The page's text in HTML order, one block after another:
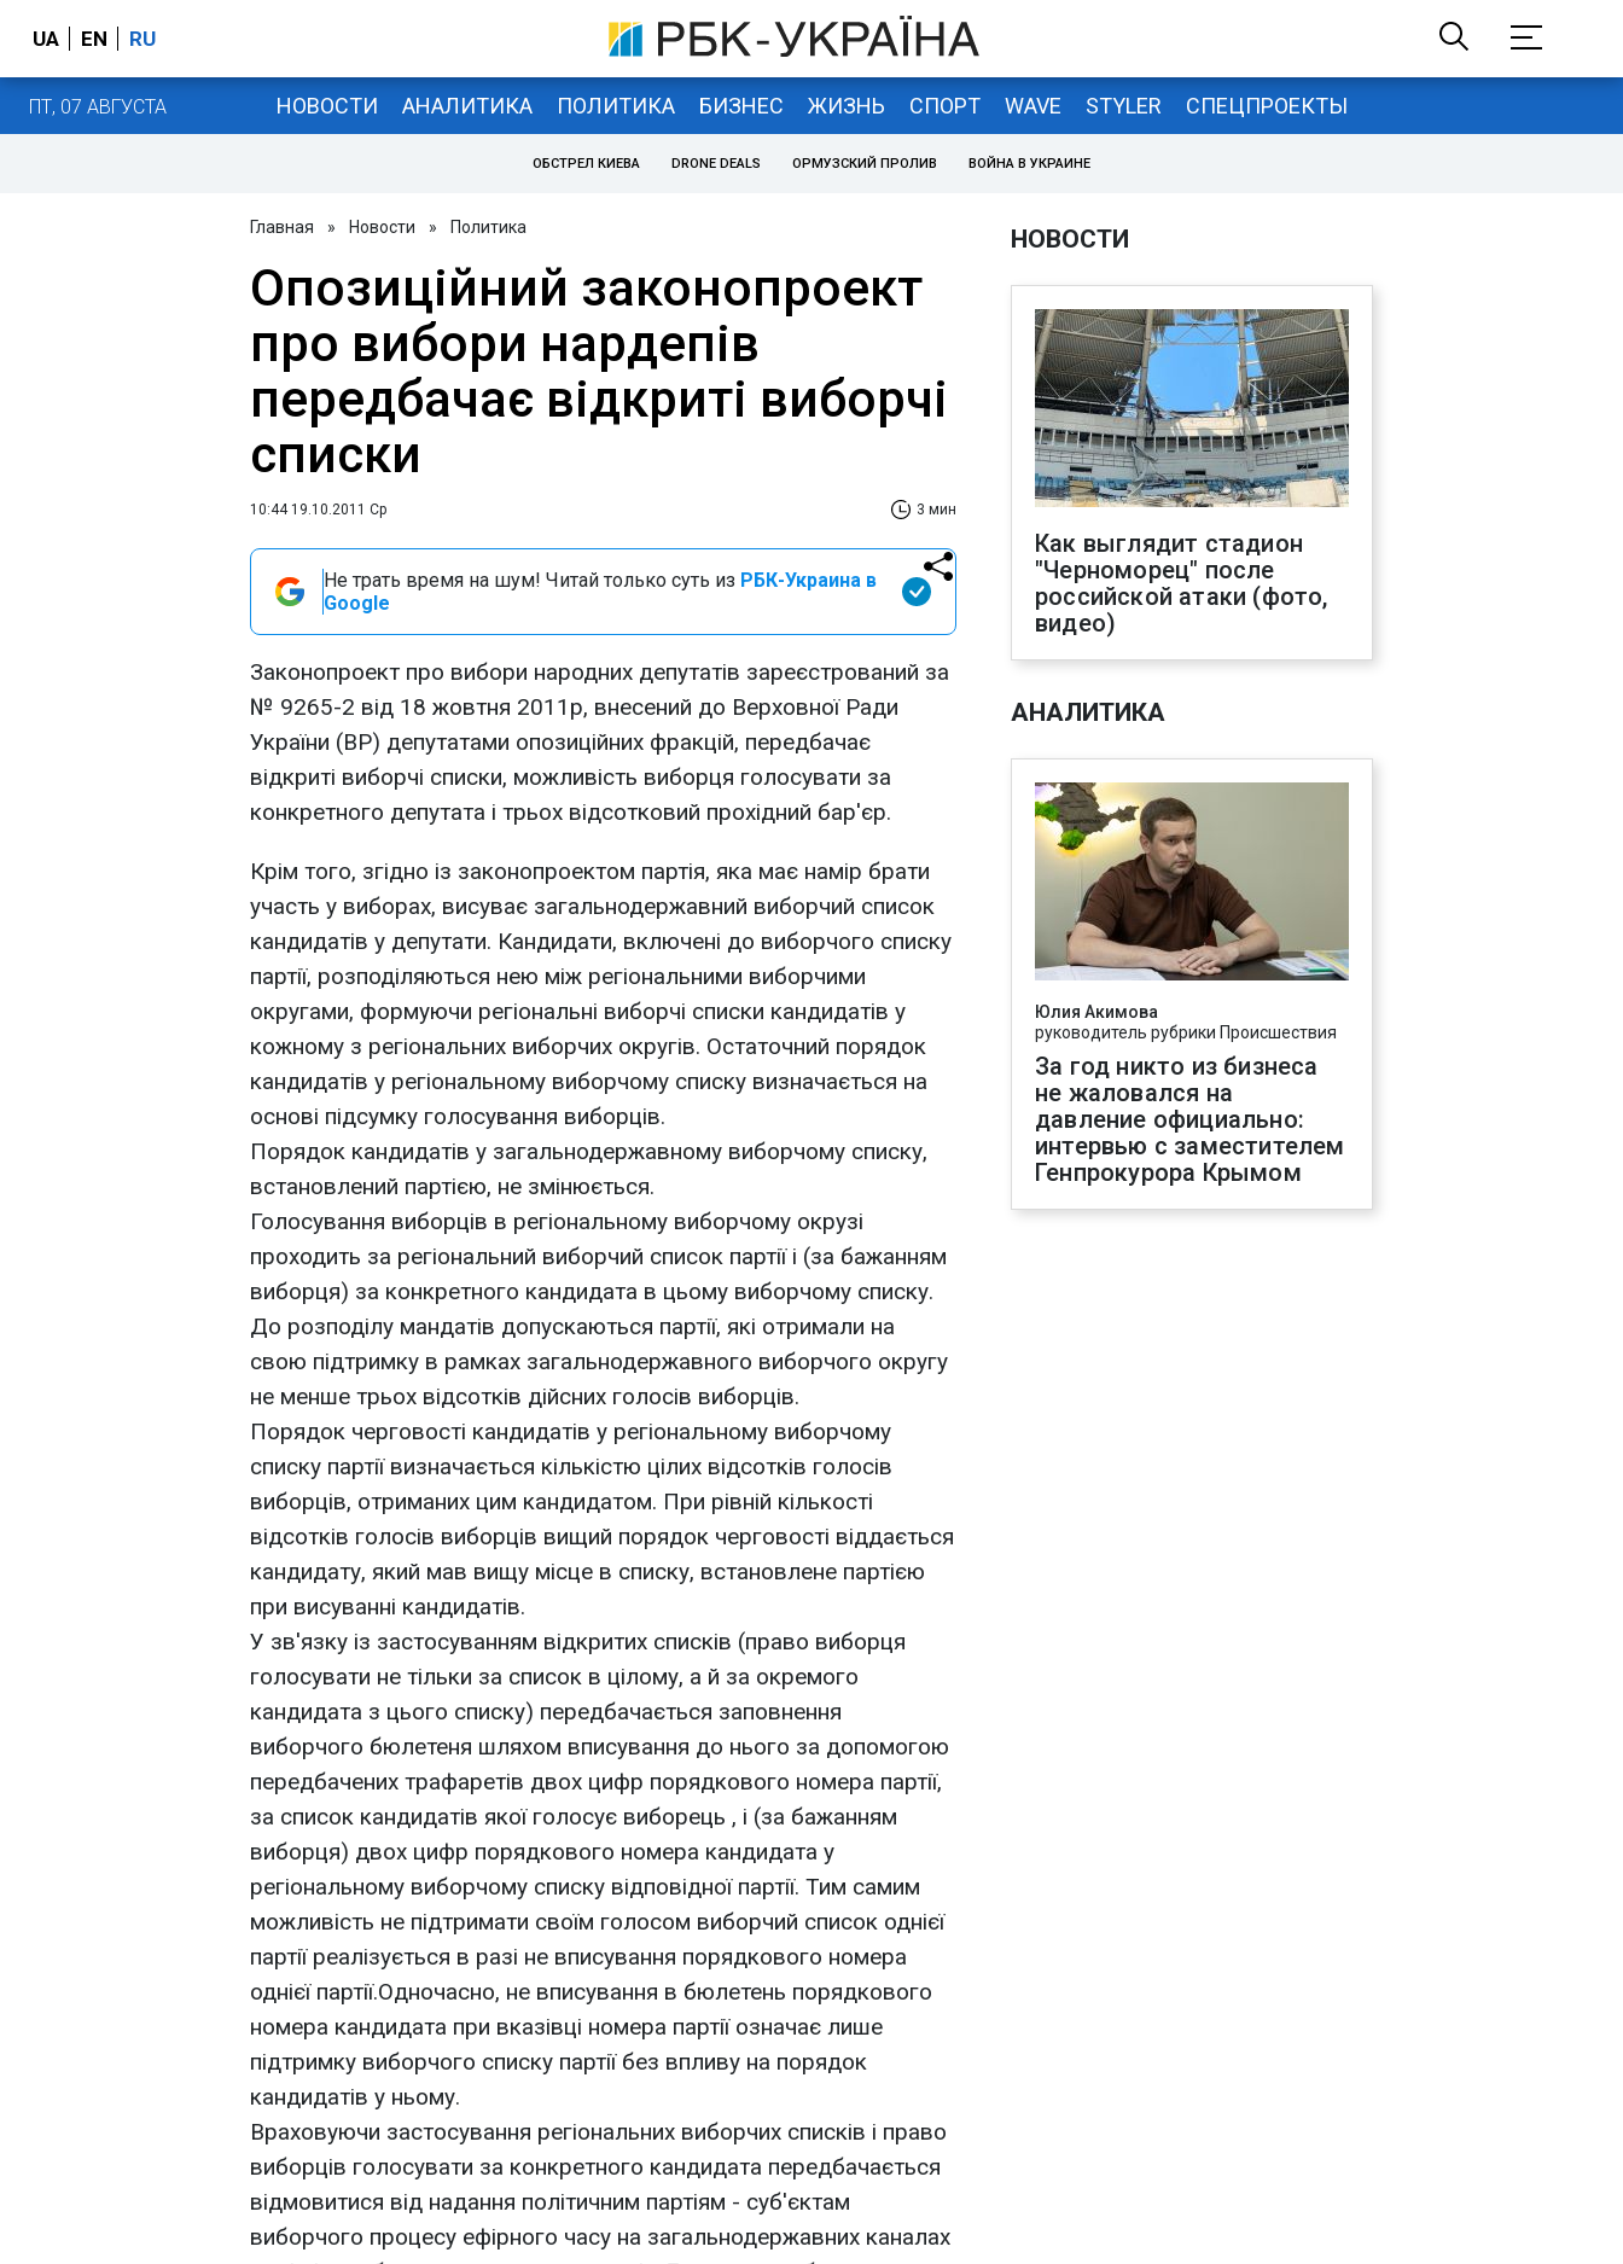
UA EN RU
ПТ, 07 АВГУСТА НОВОСТИ АНАЛИТИКА ПОЛИТИКА БИЗНЕС ЖИЗНЬ СПОРТ WAVE STYLER СПЕЦПРОЕКТЫ
ОБСТРЕЛ КИЕВА DRONE DEALS ОРМУЗСКИЙ ПРОЛИВ ВОЙНА В УКРАИНЕ
Главная » Новости » Политика
Опозиційний законопроект
про вибори нардепів
передбачає відкриті виборчі
списки
10:44 19.10.2011 Ср 3 мин
Не трать время на шум! Читай только суть из РБК-Украина в
Google
Законопроект про вибори народних депутатів зареєстрований за
№ 9265-2 від 18 жовтня 2011р, внесений до Верховної Ради
України (ВР) депутатами опозиційних фракцій, передбачає
відкриті виборчі списки, можливість виборця голосувати за
конкретного депутата і трьох відсотковий прохідний бар'єр.
Крім того, згідно із законопроектом партія, яка має намір брати
участь у виборах, висуває загальнодержавний виборчий список
кандидатів у депутати. Кандидати, включені до виборчого списку
партії, розподіляються нею між регіональними виборчими
округами, формуючи регіональні виборчі списки кандидатів у
кожному з регіональних виборчих округів. Остаточний порядок
кандидатів у регіональному виборчому списку визначається на
основі підсумку голосування виборців.
Порядок кандидатів у загальнодержавному виборчому списку,
встановлений партією, не змінюється.
Голосування виборців в регіональному виборчому окрузі
проходить за регіональний виборчий список партії і (за бажанням
виборця) за конкретного кандидата в цьому виборчому списку.
До розподілу мандатів допускаються партії, які отримали на
свою підтримку в рамках загальнодержавного виборчого округу
не менше трьох відсотків дійсних голосів виборців.
Порядок черговості кандидатів у регіональному виборчому
списку партії визначається кількістю цілих відсотків голосів
виборців, отриманих цим кандидатом. При рівній кількості
відсотків голосів виборців вищий порядок черговості віддається
кандидату, який мав вищу місце в списку, встановлене партією
при висуванні кандидатів.
У зв'язку із застосуванням відкритих списків (право виборця
голосувати не тільки за список в цілому, а й за окремого
кандидата з цього списку) передбачається заповнення
виборчого бюлетеня шляхом вписування до нього за допомогою
передбачених трафаретів двох цифр порядкового номера партії,
за список кандидатів якої голосує виборець , і (за бажанням
виборця) двох цифр порядкового номера кандидата у
регіональному виборчому списку відповідної партії. Тим самим
можливість не підтримати своїм голосом виборчий список однієї
партії реалізується в разі не вписування порядкового номера
однієї партії.Одночасно, не вписування в бюлетень порядкового
номера кандидата при вказівці номера партії означає лише
підтримку виборчого списку партії без впливу на порядок
кандидатів у ньому.
Враховуючи застосування регіональних виборчих списків і право
виборців голосувати за конкретного кандидата передбачається
відмовитися від надання політичним партіям - суб'єктам
виборчого процесу ефірного часу на загальнодержавних каналах
НОВОСТИ
Как выглядит стадион
"Черноморец" после
российской атаки (фото,
видео)
АНАЛИТИКА
Юлия Акимова
руководитель рубрики Происшествия
За год никто из бизнеса
не жаловался на
давление официально:
интервью с заместителем
Генпрокурора Крымом